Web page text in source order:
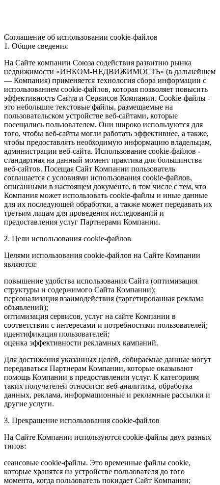
Соглашение об использовании cookie-файлов
1. Общие сведения
На Сайте компании Союза содействия развитию рынка
недвижимости «ИНКОМ-НЕДВИЖИМОСТЬ» (в дальнейшем
— Компания) применяется технология сбора информации с
использованием cookie-файлов, которая позволяет повысить
эффективность Сайта и Сервисов Компании. Сookie-файлы -
это небольшие текстовые файлы, размещаемые на
пользовательском устройстве веб-сайтами, которые
посещались пользователем. Они широко используются для
того, чтобы веб-сайты могли работать эффективнее, а также,
чтобы предоставлять необходимую информацию владельцам,
администрации веб-сайта. Использование cookie-файлов -
стандартная на данный момент практика для большинства
веб-сайтов. Посещая Сайт Компании пользователь
соглашается с условиями использования cookie-файлов,
описанными в настоящем документе, в том числе с тем, что
Компания может использовать cookie-файлы и иные данные
для их последующей обработки, а также может передавать их
третьим лицам для проведения исследований и
предоставления услуг Партнерами Компании.
2. Цели использования cookie-файлов
Целями использования cookie-файлов на Сайте Компании
являются:
повышение удобства использования Сайта (оптимизация
структуры и содержимого Сайта Компании);
персонализация взаимодействия (таргетированная реклама
объявлений);
оптимизация сервисов, услуг на сайте Компании в
соответствии с интересами и потребностями пользователей;
идентификация пользователей;
оценка эффективности рекламных кампаний.
Для достижения указанных целей, собираемые данные могут
передаваться Партнерам Компании, которые оказывают
помощь Компании в предоставлении услуг. К категориям
таких получателей относятся: веб-аналитика, обработка
данных, реклама, информационные и рекламные рассылки и
другие услуги.
3. Прекращение использования cookie-файлов
На Сайте Компании используются cookie-файлы двух разных
типов:
сеансовые cookie-файлы. Это временные файлы cookie,
которые хранятся на устройстве пользователя до того
момента, когда пользователь покидает Сайт Компании;